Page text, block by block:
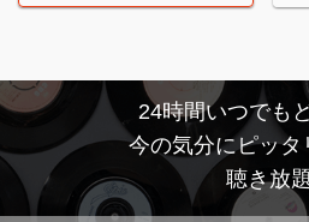
24時間いつでも
今の気分にピッタ
聴き放題